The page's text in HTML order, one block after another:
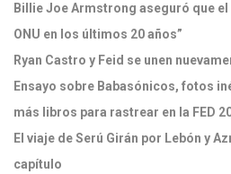
Billie Joe Armstrong aseguró que
ONU en los últimos 20 años”
Ryan Castro y Feid se unen
Ensayo sobre Babasónicos, fotos
más libros para rastrear en la FED
El viaje de Serú Girán por Lebón y
capítulo